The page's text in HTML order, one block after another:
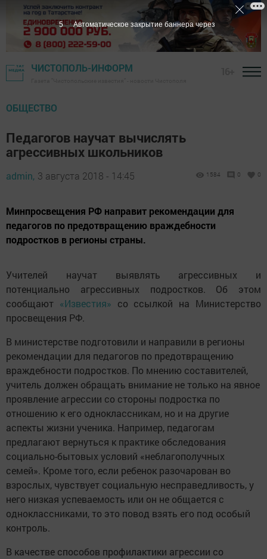
ЧИСТОПОЛЬ-ИНФОРМ
ОБЩЕСТВО
Педагогов научат вычислять
агрессивных школьников
admin, 3 августа 2018 - 14:45 1584 0 0
Минпросвещения РФ направит рекомендации для
педагогов по предотвращению враждебности
подростков в регионы страны.
Учителей научат выявлять агрессивных и
потенциально агрессивных подростков. Об этом
сообщают «Известия» со ссылкой на Министерство
просвещения РФ.
В министерстве подготовили и направили в регионы
рекомендации для педагогов по предотвращению
враждебности подростков. По мнению составителей,
учитель должен обращать внимание не только на явное
проявление агрессии со стороны подростка по
отношению к его одноклассникам, но и на другие
аспекты жизни ученика. Например, педагогам
предлагают вернуться к практике обследования
социально-бытовых условий «неблагополучных
семей». Кроме того, если ребенок разочарован во
взрослых, чувствует социальную несправедливость, у
него низкая успеваемость или он не общается с
одноклассниками, то это повод взять его под особый
контроль.
В качестве способов профилактики агрессии со
5 Автоматическое закрытие баннера через